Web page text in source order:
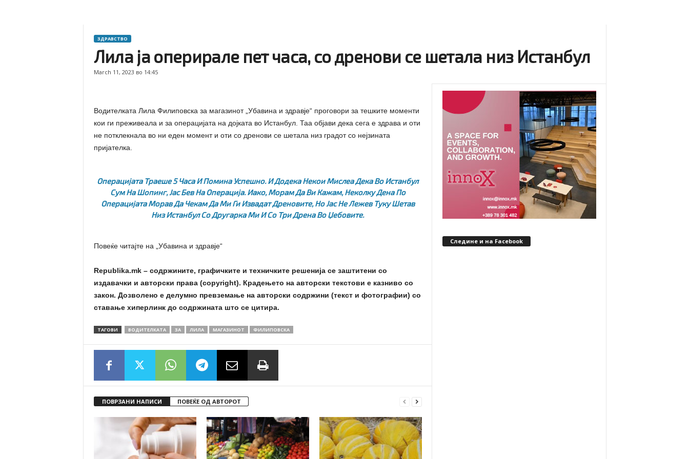
ЗДРАВСТВО
Лила ја оперирале пет часа, со дренови се шетала низ Истанбул
March 11, 2023 во 14:45
Водителката Лила Филиповска за магазинот „Убавина и здравје“ проговори за тешките моменти
кои ги преживеала и за операцијата на дојката во Истанбул. Таа објави дека сега е здрава и оти
не потклекнала во ни еден момент и оти со дренови се шетала низ градот со нејзината
пријателка.
Операцијата Траеше 5 Часа И Помина Успешно. И Додека Некои Мислеа Дека Во Истанбул
Сум На Шопинг, Јас Бев На Операција. Иако, Морам Да Ви Кажам, Неколку Дена По
Операцијата Морав Да Чекам Да Ми Ги Извадат Дреновите, Но Јас Не Лежев Туку Шетав
Низ Истанбул Со Другарка Ми И Со Три Дрена Во Џебовите.
Повеќе читајте на „Убавина и здравје“
Republika.mk – содржините, графичките и техничките решенија се заштитени со
издавачки и авторски права (copyright). Крадењето на авторски текстови е казниво со
закон. Дозволено е делумно превземање на авторски содржини (текст и фотографии) со
ставање хиперлинк до содржината што се цитира.
ТАГОВИ ВОДИТЕЛКАТА ЗА ЛИЛА МАГАЗИНОТ ФИЛИПОВСКА
ПОВРЗАНИ НАПИСИ ПОВЕЌЕ ОД АВТОРОТ
Следине и на Facebook